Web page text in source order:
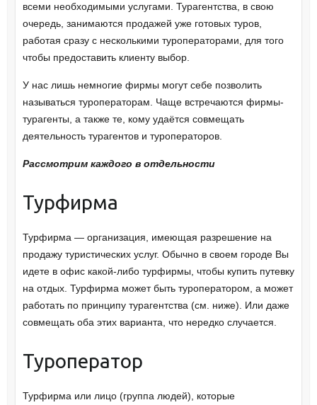
всеми необходимыми услугами. Турагентства, в свою
очередь, занимаются продажей уже готовых туров,
работая сразу с несколькими туроператорами, для того
чтобы предоставить клиенту выбор.
У нас лишь немногие фирмы могут себе позволить
называться туроператорам. Чаще встречаются фирмы-
турагенты, а также те, кому удаётся совмещать
деятельность турагентов и туроператоров.
Рассмотрим каждого в отдельности
Турфирма
Турфирма — организация, имеющая разрешение на
продажу туристических услуг. Обычно в своем городе Вы
идете в офис какой-либо турфирмы, чтобы купить путевку
на отдых. Турфирма может быть туроператором, а может
работать по принципу турагентства (см. ниже). Или даже
совмещать оба этих варианта, что нередко случается.
Туроператор
Турфирма или лицо (группа людей), которые